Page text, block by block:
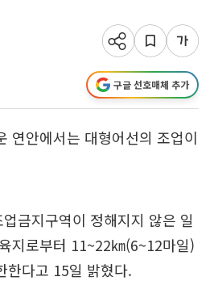
구글 선호매체 추가
연안에서는 대형어선의 조업이
금지구역이 정해지지 않은 일
지로부터 11~22㎞(6~12마일)
한다고 15일 밝혔다.